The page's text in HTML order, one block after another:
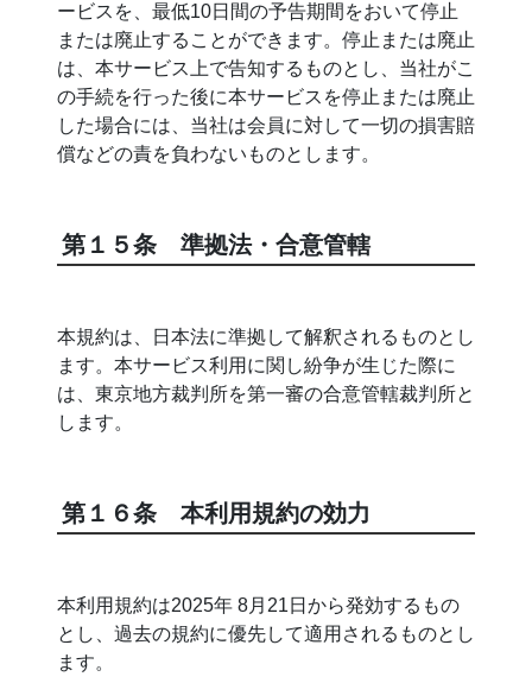
ービスを、最低10日間の予告期間をおいて停止
または廃止することができます。停止または廃止
は、本サービス上で告知するものとし、当社がこ
の手続を行った後に本サービスを停止または廃止
した場合には、当社は会員に対して一切の損害賠
償などの責を負わないものとします。
第１５条 準拠法・合意管轄
本規約は、日本法に準拠して解釈されるものとし
ます。本サービス利用に関し紛争が生じた際に
は、東京地方裁判所を第一審の合意管轄裁判所と
します。
第１６条 本利用規約の効力
本利用規約は2025年 8月21日から発効するもの
とし、過去の規約に優先して適用されるものとし
ます。